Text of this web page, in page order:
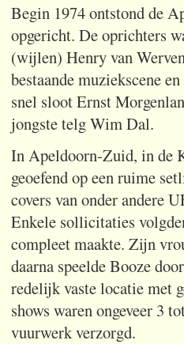
Begin 1974 ontstond de
opgericht. De oprichters
(wijlen) Henry van
bestaande muziekscene
snel sloot Ernst
jongste telg Wim Dal.
In Apeldoorn-Zuid, in de
geoefend op een ruime
covers van onder andere
Enkele sollicitaties
compleet maakte. Zijn
daarna speelde Booze
redelijk vaste locatie met
shows waren ongeveer 3
vuurwerk verzorgd.